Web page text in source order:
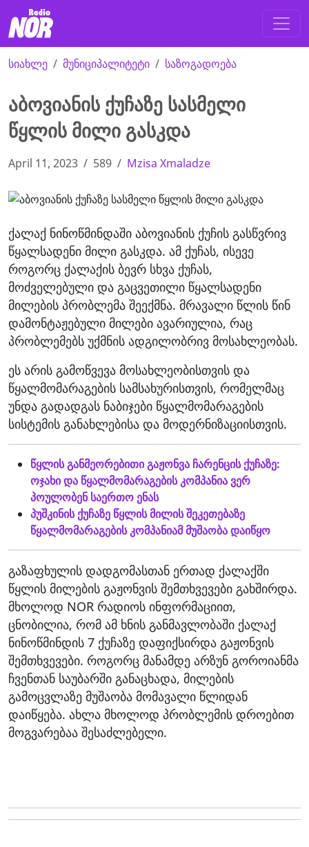
სიახლე მუნიციპალიტეტი საზოგადოება
აბოვიანის ქუჩაზე სასმელი
წყლის მილი გასკდა
April 11, 2023 589 Mzisa Xmaladze
ქალაქ ნინოწმინდაში აბოვიანის ქუჩის გასწვრივ
წყალსადენი მილი გასკდა. ამ ქუჩას, ისევე
როგორც ქალაქის ბევრ სხვა ქუჩას,
მოძველებული და გაცვეთილი წყალსადენი
მილების პრობლემა შეექმნა. მრავალი წლის წინ
დამონტაჟებული მილები ავარიულია, რაც
პრობლემებს უქმნის ადგილობრივ მოსახლეობას.
ეს არის გამოწვევა მოსახლეობისთვის და
წყალმომარაგების სამსახურისთვის, რომელმაც
უნდა გადადგას ნაბიჯები წყალმომარაგების
სისტემის განახლებისა და მოდერნიზაციისთვის.
წყლის განმეორებითი გაჟონვა ჩარენცის ქუჩაზე:
ოჯახი და წყალმომარაგების კომპანია ვერ
პოულობენ საერთო ენას
პუშკინის ქუჩაზე წყლის მილის შეკეთებაზე
წყალმომარაგების კომპანიამ მუშაობა დაიწყო
გაზაფხულის დადგომასთან ერთად ქალაქში
წყლის მილების გაჟონვის შემთხვევები გახშირდა.
მხოლოდ NOR რადიოს ინფორმაციით,
ცნობილია, რომ ამ ხნის განმავლობაში ქალაქ
ნინოწმინდის 7 ქუჩაზე დაფიქსირდა გაჟონვის
შემთხვევები. როგორც მანამდე არზუნ გოროიანმა
ჩვენთან საუბარში განაცხადა, მილების
გამოცვლაზე მუშაობა მომავალი წლიდან
დაიწყება. ახლა მხოლოდ პრობლემის დროებით
მოგვარებაა შესაძლებელი.